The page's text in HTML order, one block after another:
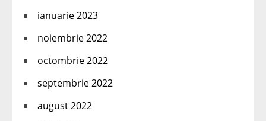
ianuarie 2023
noiembrie 2022
octombrie 2022
septembrie 2022
august 2022